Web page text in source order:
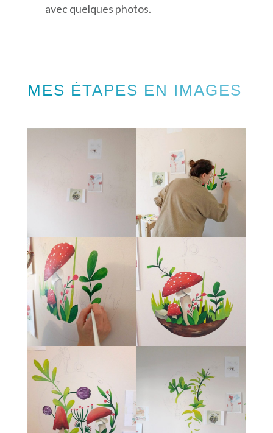
avec quelques photos.
MES ÉTAPES EN IMAGES